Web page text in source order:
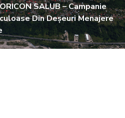
SALUB – Campanie
Din Deșeuri Menajere